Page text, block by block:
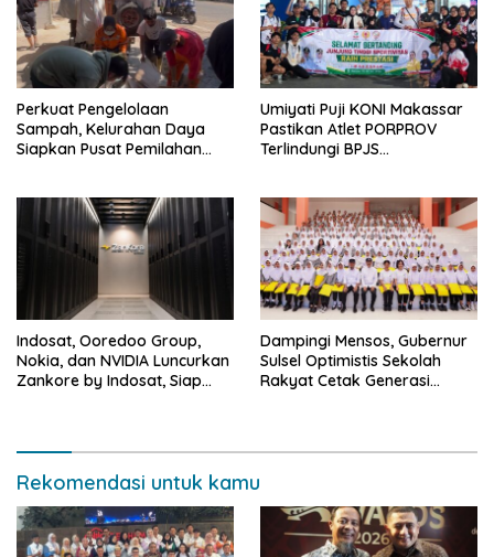
Perkuat Pengelolaan
Sampah, Kelurahan Daya
Siapkan Pusat Pemilahan
Umiyati Puji KONI Makassar
Pastikan Atlet PORPROV
Terlindungi BPJS
Indosat, Ooredoo Group,
Nokia, dan NVIDIA Luncurkan
Zankore by Indosat, Siap
Dampingi Mensos, Gubernur
Sulsel Optimistis Sekolah
Rakyat Cetak Generasi
Rekomendasi untuk kamu